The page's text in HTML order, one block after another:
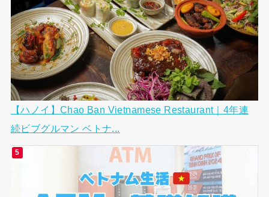
【ハノイ】Chao Ban Vietnamese Restaurant｜4年連
続ビブグルマン ベトナ...